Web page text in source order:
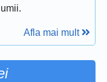
Afla mai mult